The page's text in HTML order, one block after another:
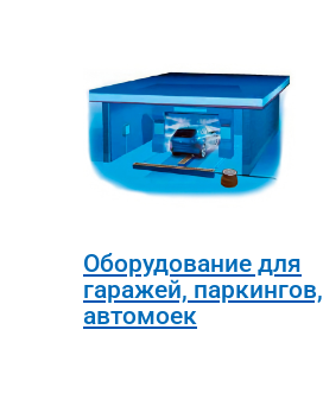
Оборудование для
гаражей, паркингов,
автомоек